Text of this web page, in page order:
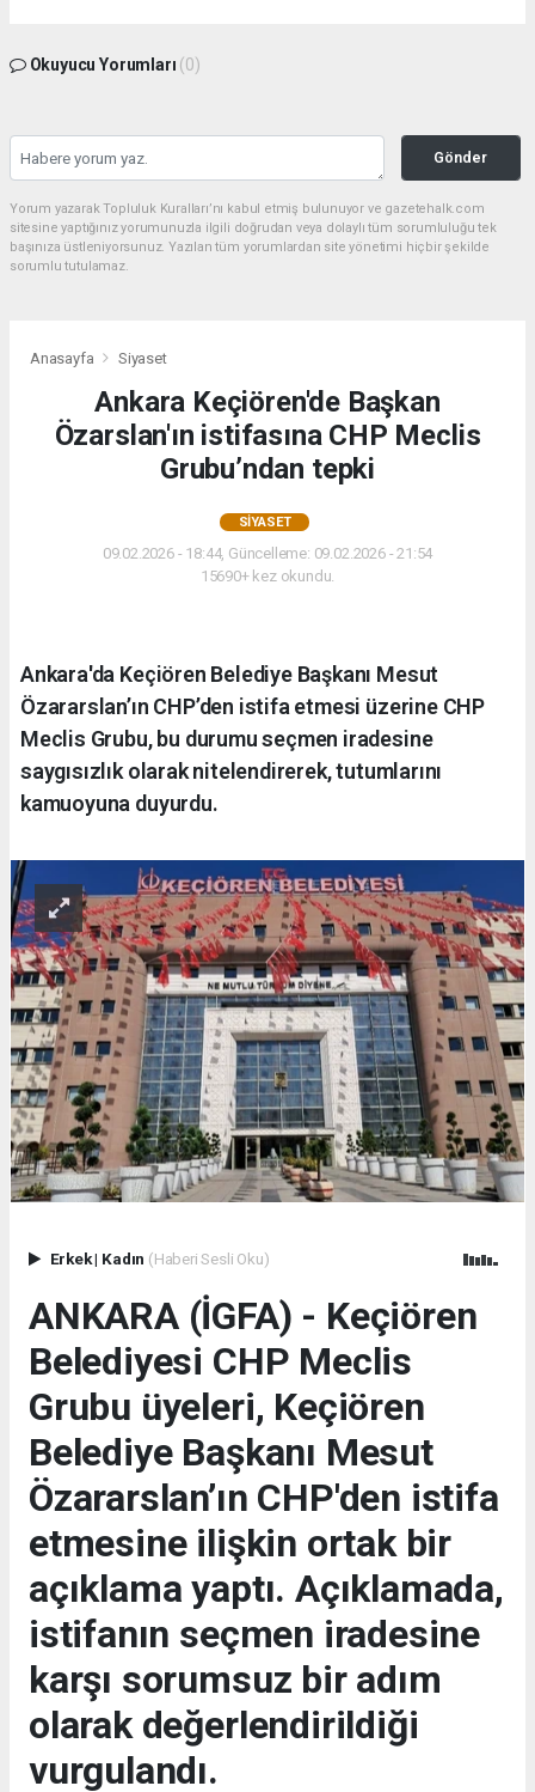
Okuyucu Yorumları (0)
Gönder
Yorum yazarak Topluluk Kuralları’nı kabul etmiş bulunuyor ve gazetehalk.com
sitesine yaptığınız yorumunuzla ilgili doğrudan veya dolaylı tüm sorumluluğu tek
başınıza üstleniyorsunuz. Yazılan tüm yorumlardan site yönetimi hiçbir şekilde
sorumlu tutulamaz.
Anasayfa Siyaset
Ankara Keçiören'de Başkan
Özarslan'ın istifasına CHP Meclis
Grubu’ndan tepki
SIYASET
09.02.2026 - 18:44, Güncelleme: 09.02.2026 - 21:54
15690+ kez okundu.
Ankara'da Keçiören Belediye Başkanı Mesut
Özararslan’ın CHP’den istifa etmesi üzerine CHP
Meclis Grubu, bu durumu seçmen iradesine
saygısızlık olarak nitelendirerek, tutumlarını
kamuoyuna duyurdu.
Erkek| Kadın (Haberi Sesli Oku)
ANKARA (İGFA) - Keçiören
Belediyesi CHP Meclis
Grubu üyeleri, Keçiören
Belediye Başkanı Mesut
Özararslan’ın CHP'den istifa
etmesine ilişkin ortak bir
açıklama yaptı. Açıklamada,
istifanın seçmen iradesine
karşı sorumsuz bir adım
olarak değerlendirildiği
vurgulandı.